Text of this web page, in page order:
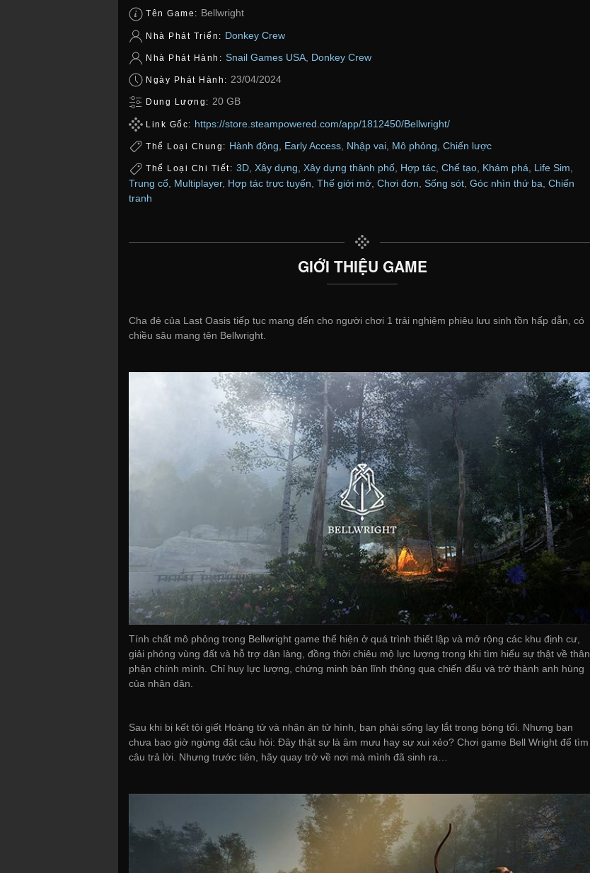
Tên Game: Bellwright
Nhà Phát Triển: Donkey Crew
Nhà Phát Hành: Snail Games USA, Donkey Crew
Ngày Phát Hành: 23/04/2024
Dung Lượng: 20 GB
Link Gốc: https://store.steampowered.com/app/1812450/Bellwright/
Thể Loại Chung: Hành động Early Access Nhập vai Mô phỏng Chiến lược
Thể Loại Chi Tiết: 3D, Xây dựng, Xây dựng thành phố, Hợp tác, Chế tạo, Khám phá, Life Sim,
Trung cổ Multiplayer, Hợp tác trực tuyến Thế giới mở Chơi đơn Sống sót Góc nhìn thứ ba Chiến
tranh
GIỚI THIỆU GAME
Cha đẻ của Last Oasis tiếp tục mang đến cho người chơi 1 trải nghiệm phiêu lưu sinh tồn hấp dẫn, có
chiều sâu mang tên Bellwright.
Tính chất mô phỏng trong Bellwright game thể hiện ở quá trình thiết lập và mở rộng các khu định cư,
giải phóng vùng đất và hỗ trợ dân làng, đồng thời chiêu mộ lực lượng trong khi tìm hiểu sự thật về thân
phận chính mình. Chỉ huy lực lượng, chứng minh bản lĩnh thông qua chiến đấu và trở thành anh hùng
của nhân dân.
Sau khi bị kết tội giết Hoàng tử và nhận án tử hình, bạn phải sống lay lắt trong bóng tối. Nhưng bạn
chưa bao giờ ngừng đặt câu hỏi: Đây thật sự là âm mưu hay sự xui xẻo? Chơi game Bell Wright để tìm
câu trả lời. Nhưng trước tiên, hãy quay trở về nơi mà mình đã sinh ra…